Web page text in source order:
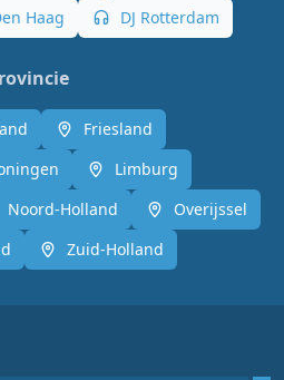
Haag DJ Rotterdam
Friesland
Limburg
Noord-Holland
Overijssel
Zuid-Holland